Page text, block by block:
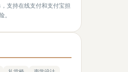
支持在线支付和支付宝担
。